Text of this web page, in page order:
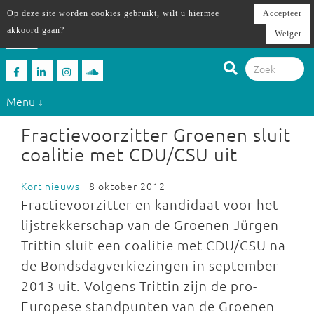
Menu ↓
Fractievoorzitter Groenen sluit
coalitie met CDU/CSU uit
Kort nieuws - 8 oktober 2012
Fractievoorzitter en kandidaat voor het
lijstrekkerschap van de Groenen Jürgen
Trittin sluit een coalitie met CDU/CSU na
de Bondsdagverkiezingen in september
2013 uit. Volgens Trittin zijn de pro-
Europese standpunten van de Groenen
Op deze site worden cookies gebruikt, wilt u hiermee
akkoord gaan?
Accepteer
Weiger